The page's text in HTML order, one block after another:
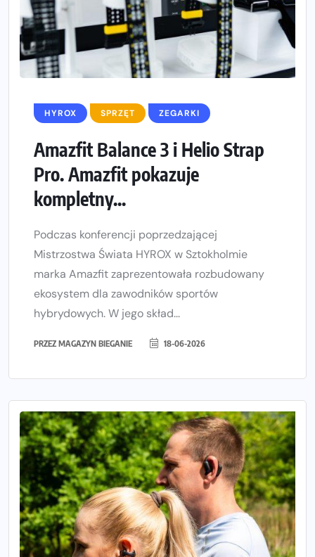
HYROX SPRZĘT ZEGARKI
Amazfit Balance 3 i Helio Strap
Pro. Amazfit pokazuje
kompletny...
Podczas konferencji poprzedzającej
Mistrzostwa Świata HYROX w Sztokholmie
marka Amazfit zaprezentowała rozbudowany
ekosystem dla zawodników sportów
hybrydowych. W jego skład...
PRZEZ MAGAZYN BIEGANIE 18-06-2026